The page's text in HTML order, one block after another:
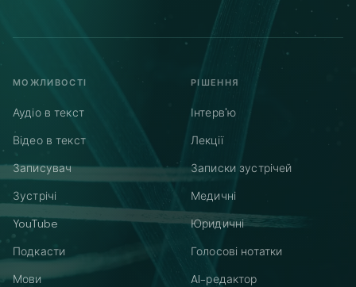
МОЖЛИВОСТІ
Аудіо в текст
Відео в текст
Записувач
Зустрічі
YouTube
Подкасти
Мови
РІШЕННЯ
Інтерв'ю
Лекції
Записки зустрічей
Медичні
Юридичні
Голосові нотатки
AI-редактор